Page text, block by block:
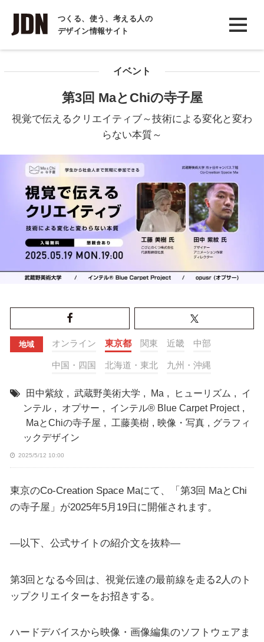
つくる、使う、考える人の
デザイン情報サイト
INTERVIEW
インタビュー
COLUMN
イベント
第3回 MaとChiの寺子屋
視覚で伝えるクリエイティブ～技術による変化と変わ
らない本質～
地域 オンライン 東京都 関東 近畿 中部
中国・四国 北海道・東北 九州・沖縄
田中紫紋 , 武蔵野美術大学 , Ma , ヒューリズム ,
イ
ンテル , オプサー , インテル® Blue Carpet Project ,
MaとChiの寺子屋 , 工藤美樹 , 映像・写真 , グラフィ
ックデザイン
2025/5/12 10:00
東京のCo-Creation Space Maにて、「第3回 MaとChi
の寺子屋」が2025年5月19日に開催されます。
—以下、公式サイトの紹介文を抜粋—
第3回となる今回は、視覚伝達の最前線を走る2人のト
ップクリエイターをお招きする。
ハードデバイスから映像・画像編集のソフトウェアま